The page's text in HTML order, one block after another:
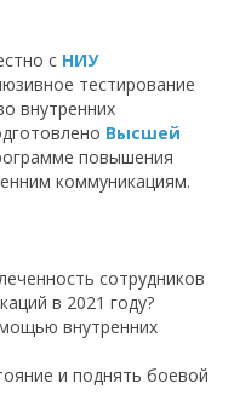
с НИУ
тестирование
внутренних
Высшей
повышения
коммуникациям.
сотрудников
в 2021 году?
внутренних
и поднять боевой